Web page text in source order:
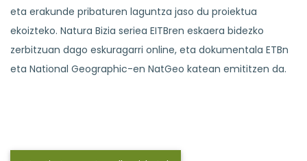
eta erakunde pribaturen laguntza jaso du proiektua
ekoizteko. Natura Bizia seriea EITBren eskaera bidezko
zerbitzuan dago eskuragarri online, eta dokumentala ETBn
eta National Geographic-en NatGeo katean emititzen da.